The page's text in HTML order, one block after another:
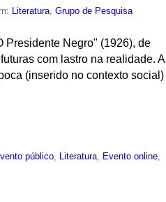
Literatura,Grupo de Pesquisa
Presidente Negro" (1926), de
com lastro na realidade. A
(inserido no contexto social)
público Literatura Evento online